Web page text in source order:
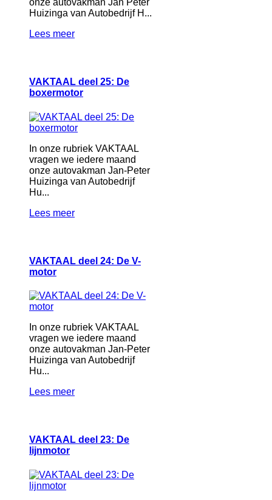
onze autovakman Jan Peter
Huizinga van Autobedrijf H...
Lees meer
VAKTAAL deel 25: De
boxermotor
In onze rubriek VAKTAAL
vragen we iedere maand
onze autovakman Jan-Peter
Huizinga van Autobedrijf
Hu...
Lees meer
VAKTAAL deel 24: De V-
motor
In onze rubriek VAKTAAL
vragen we iedere maand
onze autovakman Jan-Peter
Huizinga van Autobedrijf
Hu...
Lees meer
VAKTAAL deel 23: De
lijnmotor